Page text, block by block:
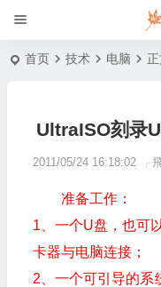
首页 技术 电脑
UltraISO刻录
2011/05/24 16:18:02 ╭
准备工作：
1、一个U盘，也可
卡器与电脑连接；
2、一个可引导的系